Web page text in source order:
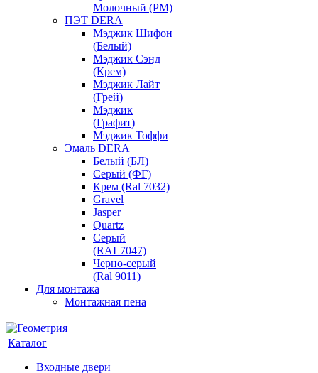
Молочный (РМ)
ПЭТ DERA
Мэджик Шифон
(Белый)
Мэджик Сэнд
(Крем)
Мэджик Лайт
(Грей)
Мэджик
(Графит)
Мэджик Тоффи
Эмаль DERA
Белый (БЛ)
Серый (ФГ)
Крем (Ral 7032)
Gravel
Jasper
Quartz
Серый
(RAL7047)
Черно-серый
(Ral 9011)
Для монтажа
Монтажная пена
Каталог
Входные двери